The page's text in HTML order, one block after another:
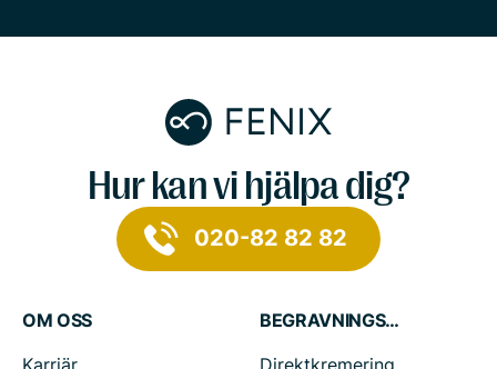
Hur kan vi hjälpa dig?
020-82 82 82
OM OSS
Karriär
BEGRAVNINGSTJÄNSTER
Direktkremering